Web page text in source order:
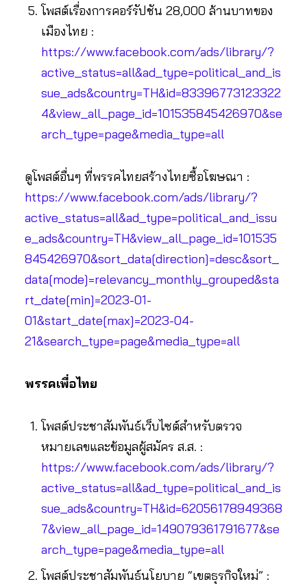
โพสต์เรื่องการคอร์รัปชัน 28,000 ล้านบาทของ
เมืองไทย :
https://www.facebook.com/ads/library/?
active_status=all&ad_type=political_and_is
sue_ads&country=TH&id=83396773123322
4&view_all_page_id=101535845426970&se
arch_type=page&media_type=all
ดูโพสต์อื่นๆ ที่พรรคไทยสร้างไทยซื้อโฆษณา :
https://www.facebook.com/ads/library/?
active_status=all&ad_type=political_and_issu
e_ads&country=TH&view_all_page_id=101535
845426970&sort_data[direction]=desc&sort_
data[mode]=relevancy_monthly_grouped&sta
rt_date[min]=2023-01-
01&start_date[max]=2023-04-
21&search_type=page&media_type=all
พรรคเพื่อไทย
โพสต์ประชาสัมพันธ์เว็บไซต์สำหรับตรวจ
หมายเลขและข้อมูลผู้สมัคร ส.ส. :
https://www.facebook.com/ads/library/?
active_status=all&ad_type=political_and_is
sue_ads&country=TH&id=62056178949368
7&view_all_page_id=149079361791677&se
arch_type=page&media_type=all
โพสต์ประชาสัมพันธ์นโยบาย “เขตธุรกิจใหม่” :